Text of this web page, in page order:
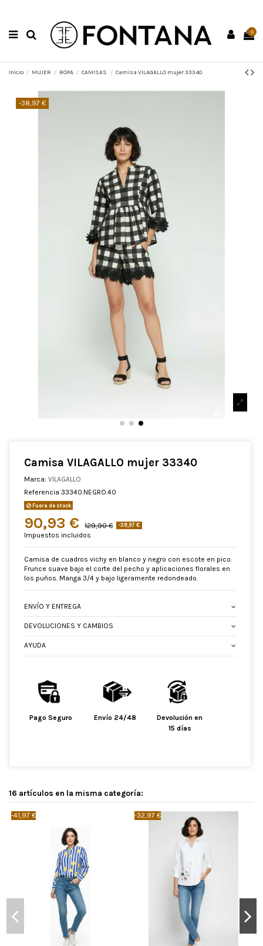
0
Inicio MUJER ROPA CAMISAS Camisa VILAGALLO mujer 33340
-38,97 €
Camisa VILAGALLO mujer 33340
Marca: VILAGALLO
Referencia 33340.NEGRO.40
Fuera de stock
90,93 € 129,90 € -38,97 €
Impuestos incluidos
Camisa de cuadros vichy en blanco y negro con escote en pico.
Frunce suave bajo el corte del pecho y aplicaciones florales en
los puños. Manga 3/4 y bajo ligeramente redondeado.
ENVÍO Y ENTREGA
DEVOLUCIONES Y CAMBIOS
AYUDA
Pago Seguro Envío 24/48
Devolución en
15 días
16 artículos en la misma categoría:
-41,97 € -32,97 €